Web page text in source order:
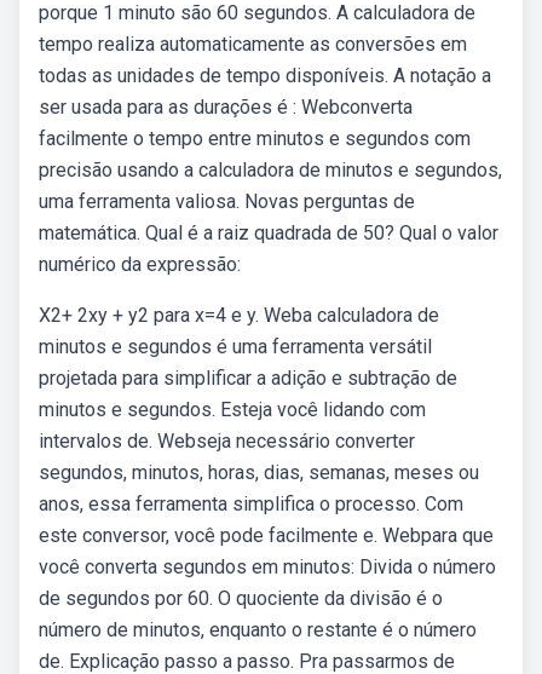
porque 1 minuto são 60 segundos. A calculadora de
tempo realiza automaticamente as conversões em
todas as unidades de tempo disponíveis. A notação a
ser usada para as durações é : Webconverta
facilmente o tempo entre minutos e segundos com
precisão usando a calculadora de minutos e segundos,
uma ferramenta valiosa. Novas perguntas de
matemática. Qual é a raiz quadrada de 50? Qual o valor
numérico da expressão:
X2+ 2xy + y2 para x=4 e y. Weba calculadora de
minutos e segundos é uma ferramenta versátil
projetada para simplificar a adição e subtração de
minutos e segundos. Esteja você lidando com
intervalos de. Webseja necessário converter
segundos, minutos, horas, dias, semanas, meses ou
anos, essa ferramenta simplifica o processo. Com
este conversor, você pode facilmente e. Webpara que
você converta segundos em minutos: Divida o número
de segundos por 60. O quociente da divisão é o
número de minutos, enquanto o restante é o número
de. Explicação passo a passo. Pra passarmos de